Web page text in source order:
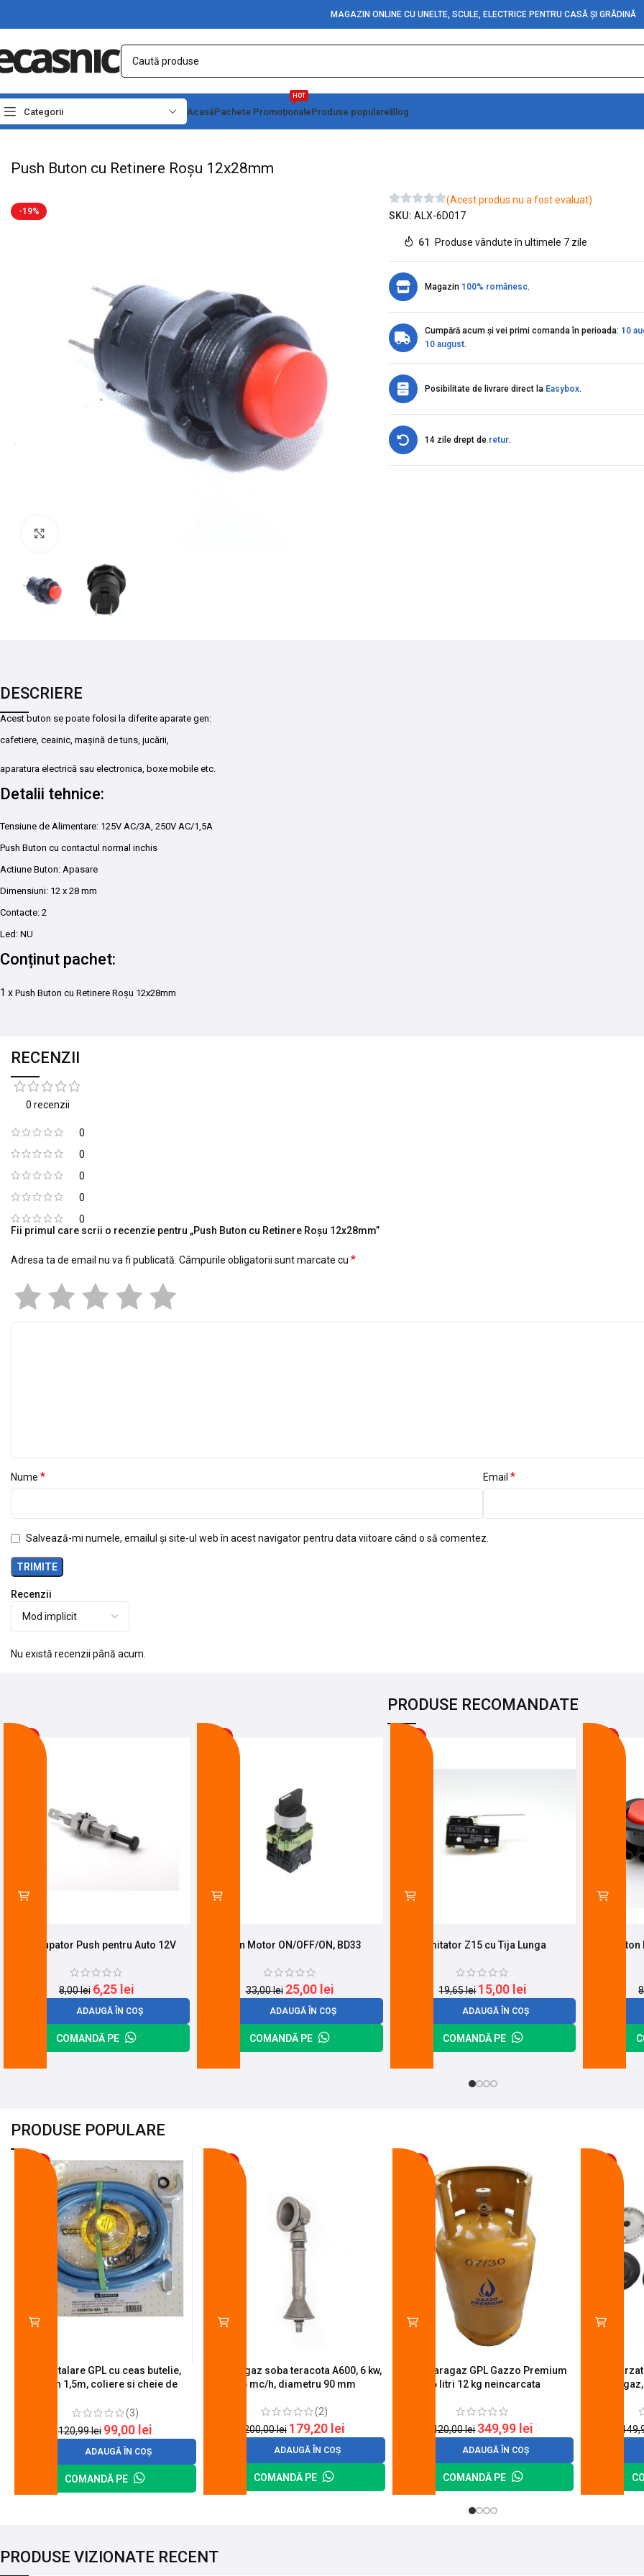
MAGAZIN ONLINE CU UNELTE, SCULE, ELECTRICE PENTRU CASĂ ȘI GRĂDINĂ
Categorii AcasăPachete Promoționale
HOT
Produse populareBlog
Prima pagină Electrice Intrerupatoare - Butoane
Push Buton cu Retinere Roșu 12x28mm
-19%
(Acest produs nu a fost evaluat)
SKU: ALX-6D017
61 Produse vândute în ultimele 7 zile
Magazin 100% românesc.
Cumpără acum și vei primi comanda în perioada: 10
10 august.
Posibilitate de livrare direct la Easybox.
14 zile drept de retur.
DESCRIERE
Acest buton se poate folosi la diferite aparate gen:
cafetiere, ceainic, mașină de tuns, jucării,
aparatura electrică sau electronica, boxe mobile etc.
Detalii tehnice:
Tensiune de Alimentare: 125V AC/3A, 250V AC/1,5A
Push Buton cu contactul normal inchis
Actiune Buton: Apasare
Dimensiuni: 12 x 28 mm
Contacte: 2
Led: NU
Conținut pachet:
1 x Push Buton cu Retinere Roșu 12x28mm
RECENZII
0 recenzii
0
0
0
0
0
Recenzii
Nu există recenzii până acum.
Fii primul care scrii o recenzie pentru „Push Buton cu Retinere Roșu 12x28mm”
Adresa ta de email nu va fi publicată. Câmpurile obligatorii sunt marcate cu *
Nume * Email *
Salvează-mi numele, emailul și site-ul web în acest navigator pentru data viitoare când o să comentez.
PRODUSE RECOMANDATE
Intrerupator Push pentru Auto 12V
8,00lei 6,25 lei
ADAUGĂ ÎN COȘ
COMANDĂ PE
Buton Motor ON/OFF/ON, BD33
33,00lei 25,00 lei
ADAUGĂ ÎN COȘ
COMANDĂ PE
Limitator Z15 cu Tija Lunga
19,65lei 15,00 lei
ADAUGĂ ÎN COȘ
COMANDĂ PE
PRODUSE POPULARE
Kit instalare GPL cu ceas butelie,
furtun 1,5m, coliere si cheie de
(3)
120,99lei 99,00 lei
ADAUGĂ ÎN COȘ
COMANDĂ PE
Arzator gaz soba teracota A600, 6 kw,
0.6 mc/h, diametru 90 mm
(2)
200,00lei 179,20 lei
ADAUGĂ ÎN COȘ
COMANDĂ PE
Butelie aragaz GPL Gazzo Premium
26 litri 12 kg neincarcata
420,00lei 349,99 lei
ADAUGĂ ÎN COȘ
COMANDĂ PE
Set 4
PRODUSE VIZIONATE RECENT